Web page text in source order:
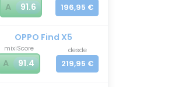
A 91.6 196,95 €
OPPO Find X5
mixiScore
A 91.4
desde
219,95 €